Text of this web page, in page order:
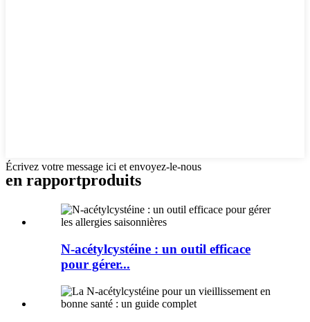
Écrivez votre message ici et envoyez-le-nous
en rapportproduits
N-acétylcystéine : un outil efficace
pour gérer...